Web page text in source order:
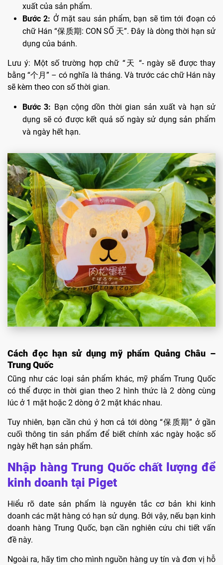
xuất của sản phẩm.
Bước 2: Ở mặt sau sản phẩm, bạn sẽ tìm tới đoạn có
chữ Hán “保质期: CON SỐ 天”. Đây là dòng thời hạn sử
dụng của bánh.
Lưu ý: Một số trường hợp chữ “天 “- ngày sẽ được thay
bằng “个月” – có nghĩa là tháng. Và trước các chữ Hán này
sẽ kèm theo con số thời gian.
Bước 3: Bạn cộng dồn thời gian sản xuất và hạn sử
dụng sẽ có được kết quả số ngày sử dụng sản phẩm
và ngày hết hạn.
Cách đọc hạn sử dụng mỹ phẩm Quảng Châu –
Trung Quốc
Cũng như các loại sản phẩm khác, mỹ phẩm Trung Quốc
có thể được in thời gian theo 2 hình thức là 2 dòng cùng
lúc ở 1 mặt hoặc 2 dòng ở 2 mặt khác nhau.
Tuy nhiên, bạn cần chú ý hơn cả tới dòng “保质期” ở gần
cuối thông tin sản phẩm để biết chính xác ngày hoặc số
ngày hết hạn sản phẩm.
Nhập hàng Trung Quốc chất lượng để
kinh doanh tại Piget
Hiểu rõ date sản phẩm là nguyên tắc cơ bản khi kinh
doanh các mặt hàng có hạn sử dụng. Bởi vậy, nếu bạn kinh
doanh hàng Trung Quốc, bạn cần nghiên cứu chi tiết vấn
đề này.
Ngoài ra, hãy tìm cho mình nguồn hàng uy tín và đơn vị hỗ